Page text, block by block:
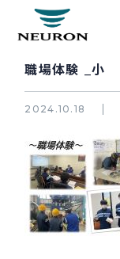
管路防災研究所
企業情報
職場体験 _小
2024.10.18